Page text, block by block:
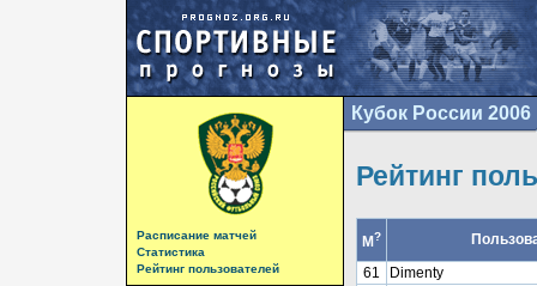
Расписание матчей
Статистика
Рейтинг пользователей
Кубок России 2006
Рейтинг
М?
61
Dimenty